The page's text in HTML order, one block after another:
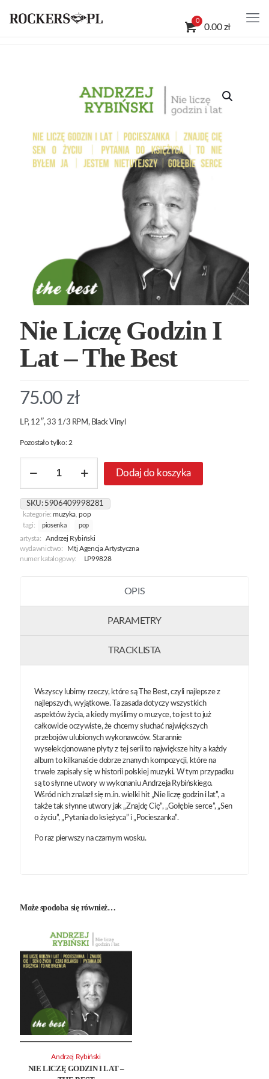
0
0.00 zł
Nie Liczę Godzin I
Lat – The Best
75.00 zł
LP, 12″, 33 1/3 RPM, Black Vinyl
Pozostało tylko: 2
Nie
Godzin
I
The
Best
Dodaj do koszyka
SKU: 5906409998281
kategorie:muzyka,pop
tagi:
piosenka pop
artysta:
Andrzej Rybiński
wydawnictwo:
Mtj Agencja Artystyczna
numer katalogowy:
LP99828
OPIS
PARAMETRY
TRACKLISTA
Wszyscy lubimy rzeczy, które są The Best, czyli najlepsze z
najlepszych, wyjątkowe. Ta zasada dotyczy wszystkich
aspektów życia, a kiedy myślimy o muzyce, to jest to już
całkowicie oczywiste, że chcemy słuchać największych
przebojów ulubionych wykonawców. Starannie
wyselekcjonowane płyty z tej serii to największe hity a każdy
album to kilkanaście dobrze znanych kompozycji, które na
trwałe zapisały się w historii polskiej muzyki. W tym przypadku
są to słynne utwory w wykonaniu Andrzeja Rybińskiego.
Wśród nich znalazł się m.in. wielki hit „Nie liczę godzin i lat”, a
także tak słynne utwory jak „Znajdę Cię”, „Gołębie serce”, „Sen
o życiu”, „Pytania do księżyca” i „Pocieszanka”.
Po raz pierwszy na czarnym wosku.
Może spodoba się również…
NIE LICZĘ GODZIN I LAT –
Andrzej Rybiński